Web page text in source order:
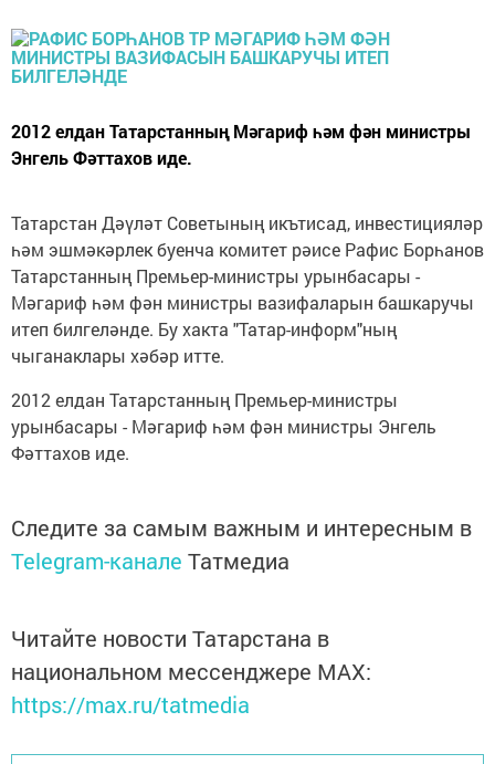
2012 елдан Татарстанның Мәгариф һәм фән министры
Энгель Фәттахов иде.
Татарстан Дәүләт Советының икътисад, инвестицияләр
һәм эшмәкәрлек буенча комитет рәисе Рафис Борһанов
Татарстанның Премьер-министры урынбасары -
Мәгариф һәм фән министры вазифаларын башкаручы
итеп билгеләнде. Бу хакта "Татар-информ"ның
чыганаклары хәбәр итте.
2012 елдан Татарстанның Премьер-министры
урынбасары - Мәгариф һәм фән министры Энгель
Фәттахов иде.
Следите за самым важным и интересным в
Telegram-канале Татмедиа
Читайте новости Татарстана в
национальном мессенджере MАХ:
https://max.ru/tatmedia